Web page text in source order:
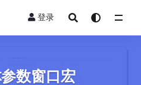
登录
数窗口宏